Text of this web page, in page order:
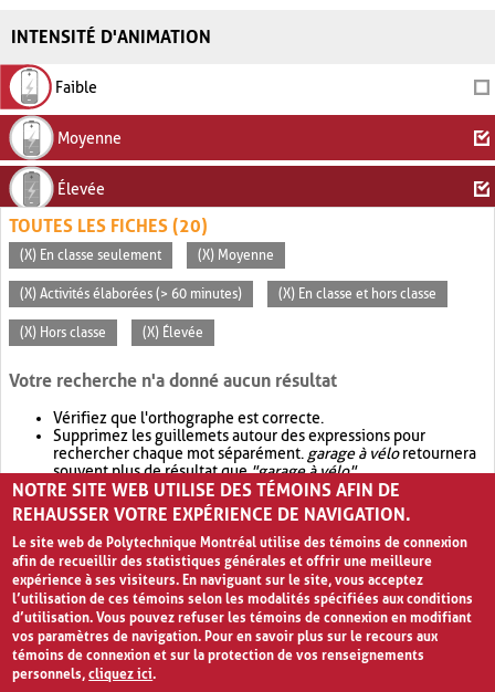
INTENSITÉ D'ANIMATION
Faible
Moyenne
Élevée
TOUTES LES FICHES (20)
(X) En classe seulement (X) Moyenne
(X) Activités élaborées (> 60 minutes) (X) En classe et hors classe
(X) Hors classe (X) Élevée
Votre recherche n'a donné aucun résultat
Vérifiez que l'orthographe est correcte.
Supprimez les guillemets autour des expressions pour
rechercher chaque mot séparément. garage à véloretournera
souvent plus de résultat que"garage à vélo".
Envisagez d'élargir votre recherche avec OR.garage OR vélo
retournera souvent plus de résultat quegarage à vélo
NOTRE SITE WEB UTILISE DES TÉMOINS AFIN DE
REHAUSSER VOTRE EXPÉRIENCE DE NAVIGATION.
Le site web de Polytechnique Montréal utilise des témoins de connexion
afin de recueillir des statistiques générales et offrir une meilleure
expérience à ses visiteurs. En naviguant sur le site, vous acceptez
l’utilisation de ces témoins selon les modalités spécifiées aux conditions
d’utilisation. Vous pouvez refuser les témoins de connexion en modifiant
vos paramètres de navigation. Pour en savoir plus sur le recours aux
témoins de connexion et sur la protection de vos renseignements
personnels,cliquez ici.